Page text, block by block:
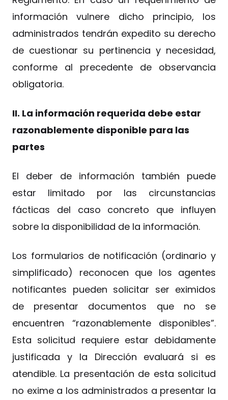
información vulnere dicho principio, los
administrados tendrán expedito su derecho
de cuestionar su pertinencia y necesidad,
conforme al precedente de observancia
obligatoria.
II. La información requerida debe estar
razonablemente disponible para las
partes
El deber de información también puede
estar limitado por las circunstancias
fácticas del caso concreto que influyen
sobre la disponibilidad de la información.
Los formularios de notificación (ordinario y
simplificado) reconocen que los agentes
notificantes pueden solicitar ser eximidos
de presentar documentos que no se
encuentren “razonablemente disponibles”.
Esta solicitud requiere estar debidamente
justificada y la Dirección evaluará si es
atendible. La presentación de esta solicitud
no exime a los administrados a presentar la